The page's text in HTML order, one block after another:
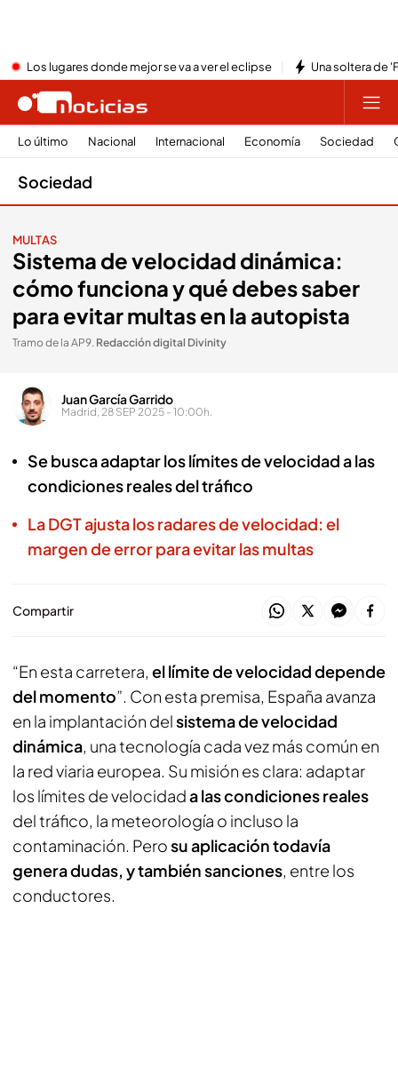
Los lugares donde mejor se va a ver el eclipse Una soltera de
Lo último Nacional Internacional Economía Sociedad
Sociedad
MULTAS
Sistema de velocidad dinámica:
cómo funciona y qué debes saber
para evitar multas en la autopista
Tramo de la AP9. Redacción digital Divinity
Juan García Garrido
Madrid, 28 SEP 2025 - 10:00h.
Se busca adaptar los límites de velocidad a las
condiciones reales del tráfico
La DGT ajusta los radares de velocidad: el
margen de error para evitar las multas
Compartir
“En esta carretera, el límite de velocidad depende
del momento”. Con esta premisa, España avanza
en la implantación delsistema de velocidad
dinámica, una tecnología cada vez más común en
la red viaria europea. Su misión es clara: adaptar
los límites de velocidada las condiciones reales
del tráfico, la meteorología o incluso la
contaminación. Perosu aplicación todavía
genera dudas, y también sanciones, entre los
conductores.